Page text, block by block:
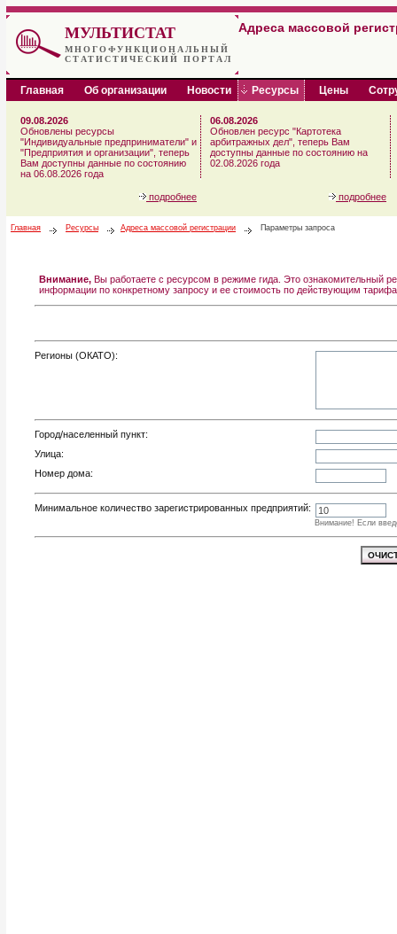
МУЛЬТИСТАТ
МНОГОФУНКЦИОНАЛЬНЫЙ
СТАТИСТИЧЕСКИЙ ПОРТАЛ
Адреса массовой
Главная Об организации Новости Ресурсы Цены
09.08.2026
Обновлены ресурсы
"Индивидуальные предприниматели" и
"Предприятия и организации", теперь
Вам доступны данные по состоянию
на 06.08.2026 года
06.08.2026
Обновлен ресурс "Картотека
арбитражных дел", теперь Вам
доступны данные по состоянию на
02.08.2026 года
подробнее подробнее
Главная Ресурсы Адреса массовой регистрации Параметры запроса
Внимание, Вы работаете с ресурсом в режиме гида. Это ознакомительный
информации по конкретному запросу и ее стоимость по действующим
Регионы (ОКАТО):
Город/населенный пункт:
Улица:
Номер дома:
Минимальное количество зарегистрированных предприятий:
Внимание! Если